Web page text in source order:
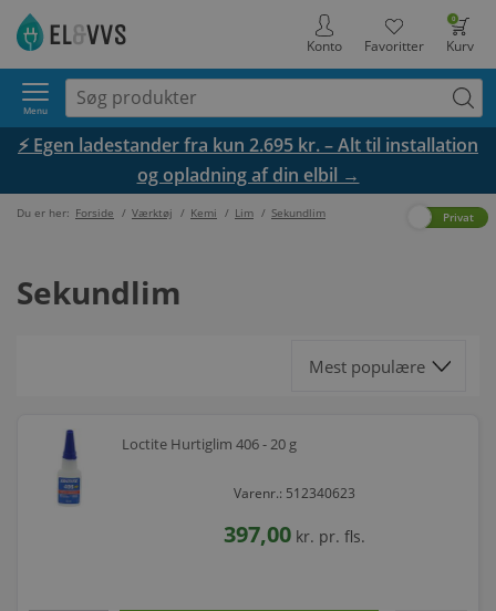
0
Kurv
Favoritter
Konto
Menu
⚡ Egen ladestander fra kun 2.695 kr. – Alt til installation
og opladning af din elbil →
Du er her: Forside / Værktøj / Kemi / Lim / Sekundlim Privat
Sekundlim
Loctite Hurtiglim 406 - 20 g
Varenr.: 512340623
397,00 kr. pr. fls.